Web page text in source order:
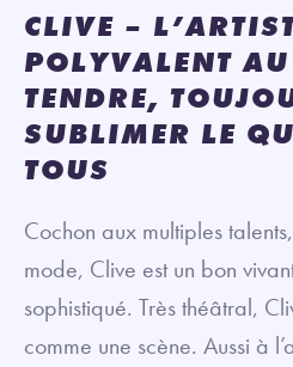
CLIVE –
POLYVALENT
TENDRE,
SUBLIMER LE
TOUS
Cochon aux multiples
mode, Clive est un bon
sophistiqué. Très théâtral,
comme une scène. Aussi à